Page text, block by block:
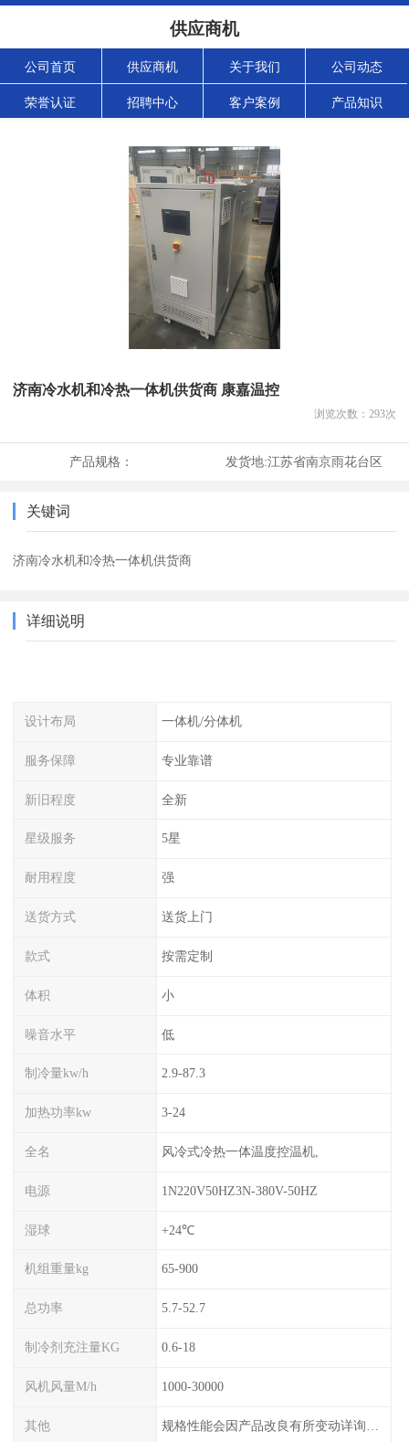
供应商机
公司首页 供应商机 关于我们 公司动态
荣誉认证 招聘中心 客户案例 产品知识
济南冷水机和冷热一体机供货商 康嘉温控
浏览次数： 293次
产品规格： 发货地:江苏省南京雨花台区
关键词
济南冷水机和冷热一体机供货商
详细说明
设计布局 一体机/分体机
服务保障 专业靠谱
新旧程度 全新
星级服务 5星
耐用程度 强
送货方式 送货上门
款式 按需定制
体积 小
噪音水平 低
制冷量kw/h 2.9-87.3
加热功率kw 3-24
全名 风冷式冷热一体温度控温机,
电源 1N220V50HZ3N-380V-50HZ
湿球 +24℃
机组重量kg 65-900
总功率 5.7-52.7
制冷剂充注量KG 0.6-18
风机风量M/h 1000-30000
其他